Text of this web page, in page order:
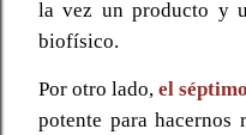
la vez un producto y
biofísico.
Por otro lado,el
potente para hacernos